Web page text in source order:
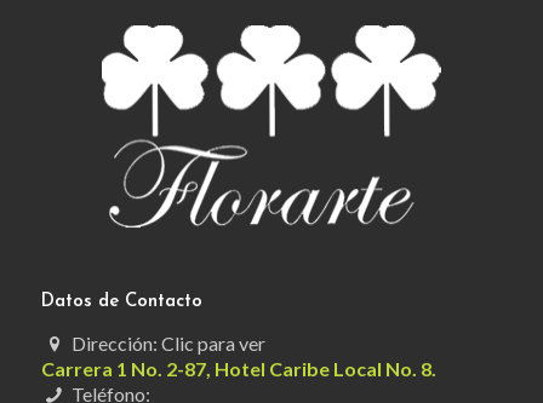
Datos de Contacto
Dirección: Clic para ver
Carrera 1 No. 2-87, Hotel Caribe Local No. 8.
Teléfono: